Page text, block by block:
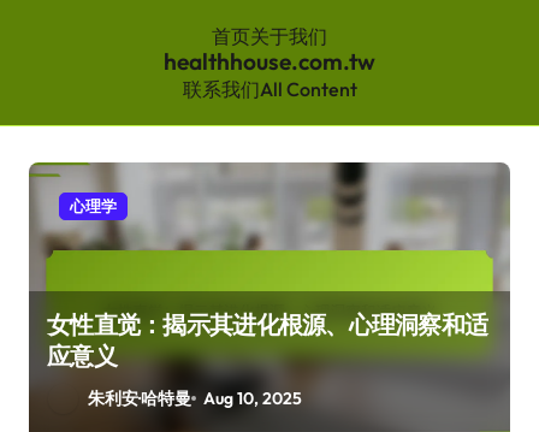
首页关于我们
healthhouse.com.tw
联系我们All Content
content
心理学
女性直觉：揭示其进化根源、心理洞察和适
应意义
朱利安·哈特曼 Aug 10, 2025